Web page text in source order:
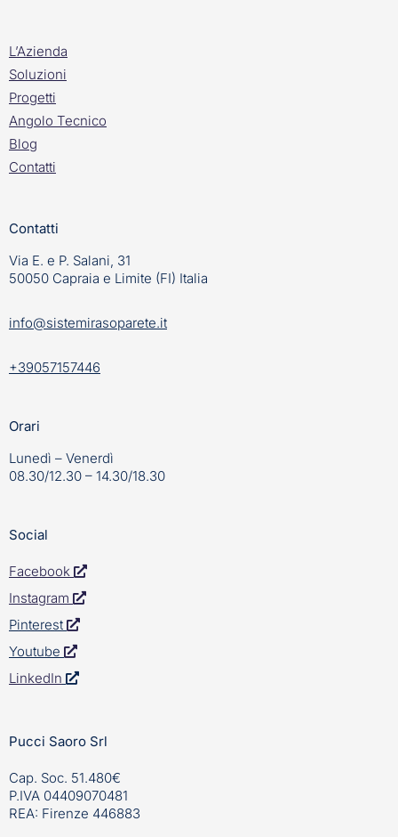
L’Azienda
Soluzioni
Progetti
Angolo Tecnico
Blog
Contatti
Contatti
Via E. e P. Salani, 31
50050 Capraia e Limite (FI) Italia
info@sistemirasoparete.it
+39057157446
Orari
Lunedì – Venerdì
08.30/12.30 – 14.30/18.30
Social
Facebook
Instagram
Pinterest
Youtube
LinkedIn
Pucci Saoro Srl
Cap. Soc. 51.480€
P.IVA 04409070481
REA: Firenze 446883